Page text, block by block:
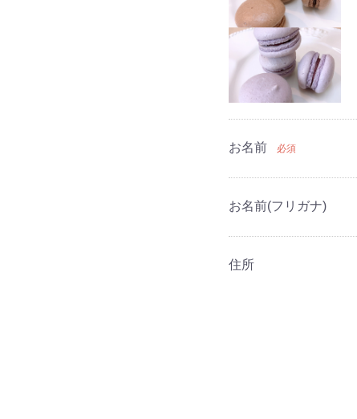
お名前 必須
お名前(フリガナ)
住所